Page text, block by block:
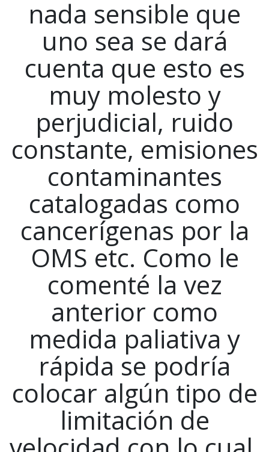
nada sensible que
uno sea se dará
cuenta que esto es
muy molesto y
perjudicial, ruido
constante, emisiones
contaminantes
catalogadas como
cancerígenas por la
OMS etc. Como le
comenté la vez
anterior como
medida paliativa y
rápida se podría
colocar algún tipo de
limitación de